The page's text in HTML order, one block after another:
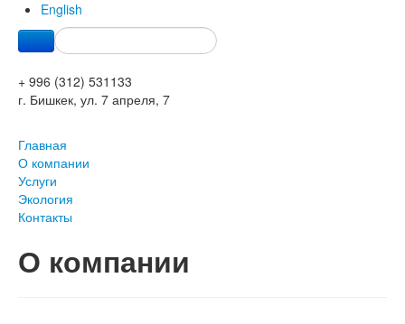
English
+ 996 (312) 531133
г. Бишкек, ул. 7 апреля, 7
Главная
О компании
Услуги
Экология
Контакты
О компании